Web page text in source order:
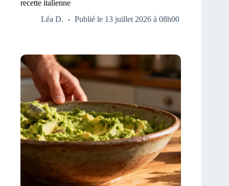
recette italienne
Léa D.
Publié le 13 juillet 2026 à 08h00